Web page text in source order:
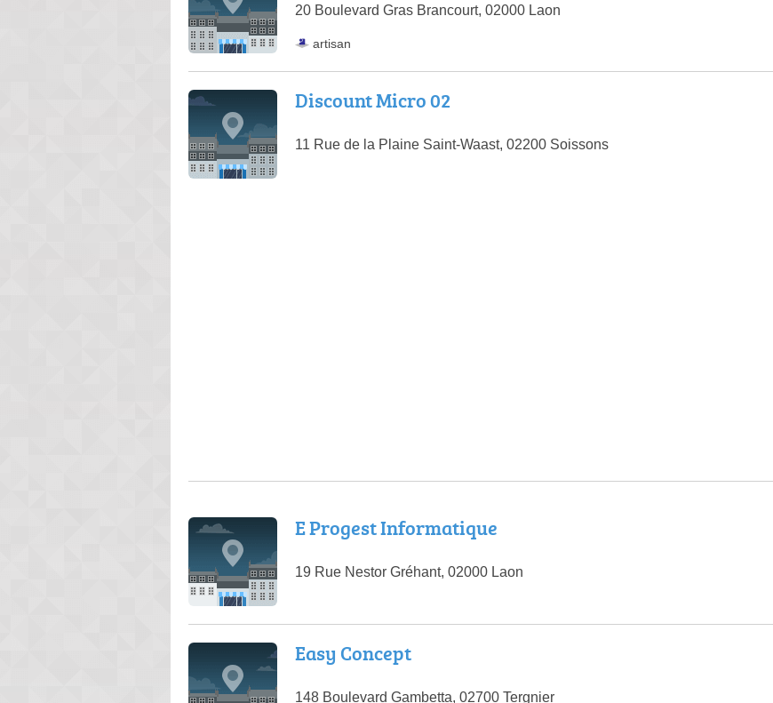
20 Boulevard Gras Brancourt, 02000 Laon
artisan
Discount Micro 02
11 Rue de la Plaine Saint-Waast, 02200 Soissons
E Progest Informatique
19 Rue Nestor Gréhant, 02000 Laon
Easy Concept
148 Boulevard Gambetta, 02700 Tergnier